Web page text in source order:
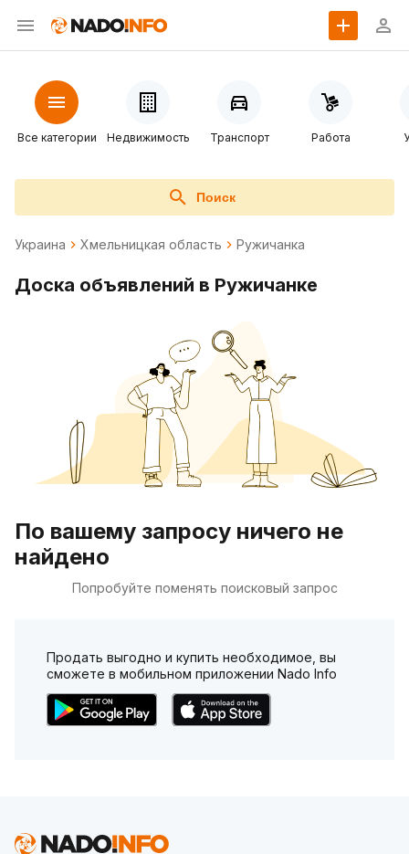
Все категории Недвижимость Транспорт Работа
Поиск
Украина Хмельницкая область Ружичанка
Доска объявлений в Ружичанке
По вашему запросу ничего не
найдено
Попробуйте поменять поисковый запрос
Продать выгодно и купить необходимое, вы
сможете в мобильном приложении Nado Info